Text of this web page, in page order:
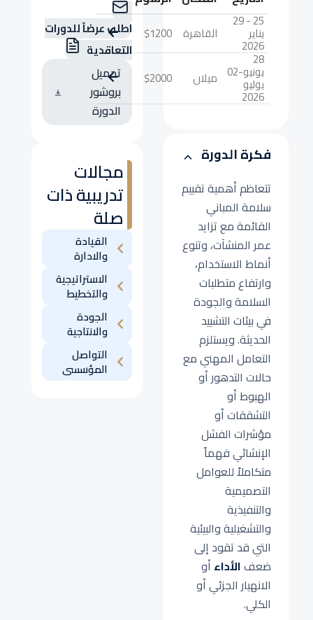
اطلب عرضاً للدورات
التعاقدية
تحميل
بروشور
الدورة
مجالات
تدريبية ذات
صلة
القيادة
والادارة
الاستراتيجية
والتخطيط
الجودة
والانتاجية
التواصل
المؤسسى
25 - 29
يناير
2026
القاهرة $1200
28
يونيو-02
يوليو
2026
ميلان $2000
فكرة الدورة
تتعاظم أهمية تقييم
سلامة المباني
القائمة مع تزايد
عمر المنشآت، وتنوع
أنماط الاستخدام،
وارتفاع متطلبات
السلامة والجودة
في بيئات التشييد
الحديثة. ويستلزم
التعامل المهني مع
حالات التدهور أو
الهبوط أو
التشققات أو
مؤشرات الفشل
الإنشائي فهماً
متكاملاً للعوامل
التصميمية
والتنفيذية
والتشغيلية والبيئية
التي قد تقود إلى
ضعفالأداء أو
الانهيار الجزئي أو
الكلي.